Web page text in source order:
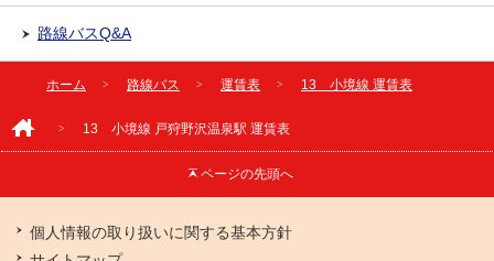
路線バスQ&A
ホーム 路線バス 運賃表 13 小境線 運賃表
13 小境線 戸狩野沢温泉駅 運賃表
ページの先頭へ
個人情報の取り扱いに関する基本方針